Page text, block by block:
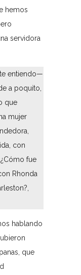
hemos
servidora
entiendo—
a poquito,
que
mujer
con
fue
Rhonda
hablando
que